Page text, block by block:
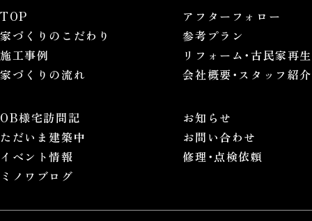
TOP
家づくりのこだわり
施工事例
家づくりの流れ
OB様宅訪問記
ただいま建築中
イベント情報
ミノワブログ
アフターフォロー
参考プラン
リフォーム･古民家再生
会社概要･スタッフ紹介
お知らせ
お問い合わせ
修理･点検依頼